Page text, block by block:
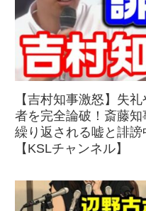
【吉村知事激怒】失
者を完全論破！斎藤知
繰り返される嘘と誹
【KSLチャンネル】